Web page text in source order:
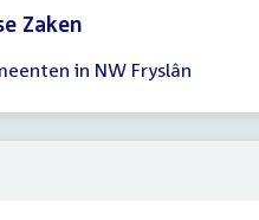
Zaken
in NW Fryslân